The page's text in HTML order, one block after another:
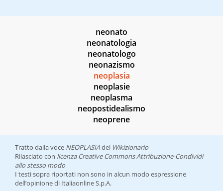
neonato
neonatologia
neonatologo
neonazismo
neoplasia
neoplasie
neoplasma
neopostidealismo
neoprene
Tratto dalla voce NEOPLASIAdel Wikizionario
Rilasciato con licenza Creative Commons Attribuzione-Condividi
allo stesso modo
I testi sopra riportati non sono in alcun modo espressione
dell’opinione di Italiaonline S.p.A.